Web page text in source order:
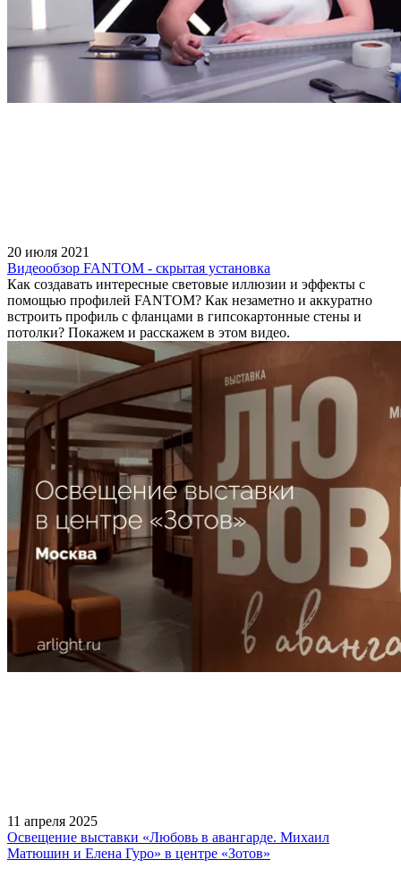
20 июля 2021
Видеообзор FANTOM - скрытая установка
Как создавать интересные световые иллюзии и эффекты с
помощью профилей FANTOM? Как незаметно и аккуратно
встроить профиль с фланцами в гипсокартонные стены и
потолки? Покажем и расскажем в этом видео.
11 апреля 2025
Освещение выставки «Любовь в авангарде. Михаил
Матюшин и Елена Гуро» в центре «Зотов»